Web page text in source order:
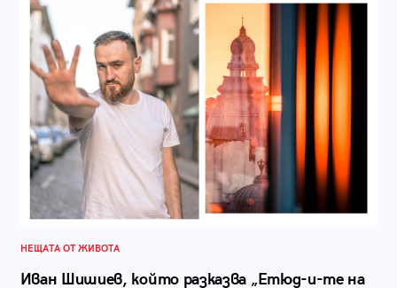
НЕЩАТА ОТ ЖИВОТА
Иван Шишиев, който разказва „Етюд-и-те на